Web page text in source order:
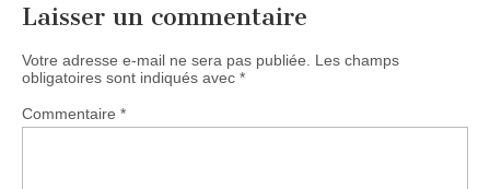
Laisser un commentaire
Votre adresse e-mail ne sera pas publiée.
Les champs
obligatoires sont indiqués avec *
Commentaire *